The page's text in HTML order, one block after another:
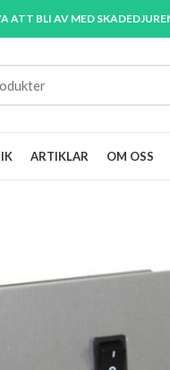
ATT BLI AV MED
ARTIKLAR OM OSS